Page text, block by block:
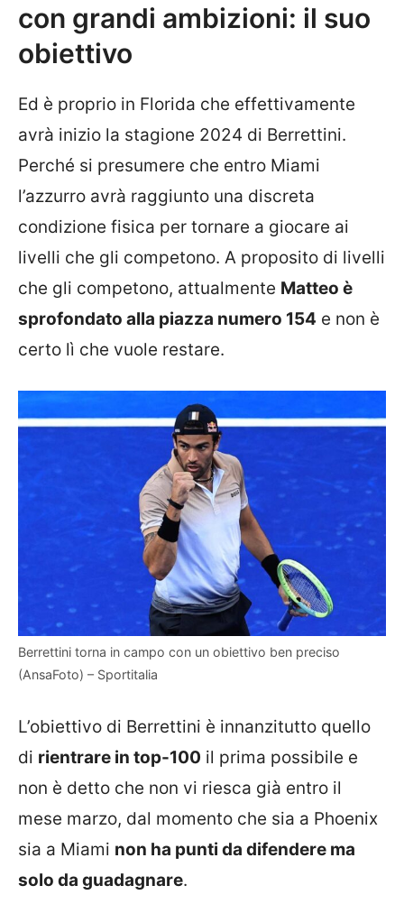
con grandi ambizioni: il suo
obiettivo
Ed è proprio in Florida che effettivamente
avrà inizio la stagione 2024 di Berrettini.
Perché si presumere che entro Miami
l’azzurro avrà raggiunto una discreta
condizione fisica per tornare a giocare ai
livelli che gli competono. A proposito di livelli
che gli competono, attualmente Matteo è
sprofondato alla piazza numero 154 e non è
certo lì che vuole restare.
Berrettini torna in campo con un obiettivo ben preciso
(AnsaFoto) – Sportitalia
L’obiettivo di Berrettini è innanzitutto quello
di rientrare in top-100 il prima possibile e
non è detto che non vi riesca già entro il
mese marzo, dal momento che sia a Phoenix
sia a Miami non ha punti da difendere ma
solo da guadagnare.